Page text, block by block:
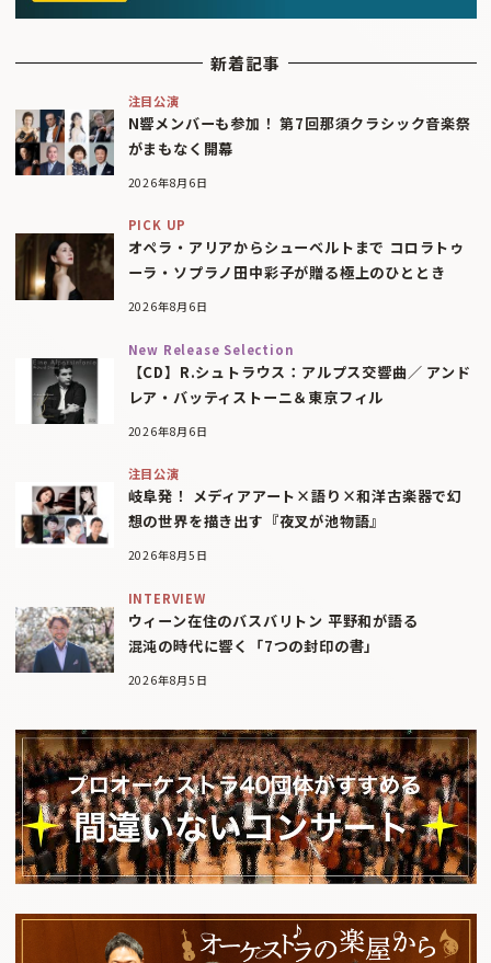
新着記事
注目公演
N響メンバーも参加！ 第7回那須クラシック音楽祭
がまもなく開幕
2026年8月6日
PICK UP
オペラ・アリアからシューベルトまで コロラトゥ
ーラ・ソプラノ田中彩子が贈る極上のひととき
2026年8月6日
New Release Selection
【CD】R.シュトラウス：アルプス交響曲／ アンド
レア・バッティストーニ＆東京フィル
2026年8月6日
注目公演
岐阜発！ メディアアート×語り×和洋古楽器で幻
想の世界を描き出す『夜叉が池物語』
2026年8月5日
INTERVIEW
ウィーン在住のバスバリトン 平野和が語る
混沌の時代に響く「7つの封印の書」
2026年8月5日